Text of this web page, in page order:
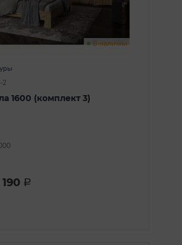
В наличии
2
1600 (комплект 3)
a